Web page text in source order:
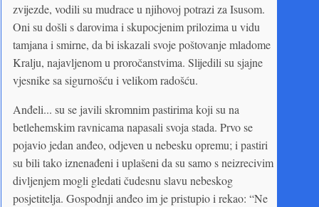
zvijezde, vodili su mudrace u njihovoj potrazi za Isusom.
Oni su došli s darovima i skupocjenim prilozima u vidu
tamjana i smirne, da bi iskazali svoje poštovanje mladome
Kralju, najavljenom u proročanstvima. Slijedili su sjajne
vjesnike sa sigurnošću i velikom radošću.
Anđeli... su se javili skromnim pastirima koji su na
betlehemskim ravnicama napasali svoja stada. Prvo se
pojavio jedan anđeo, odjeven u nebesku opremu; i pastiri
su bili tako iznenađeni i uplašeni da su samo s neizrecivim
divljenjem mogli gledati čudesnu slavu nebeskog
posjetitelja. Gospodnji anđeo im je pristupio i rekao: “Ne